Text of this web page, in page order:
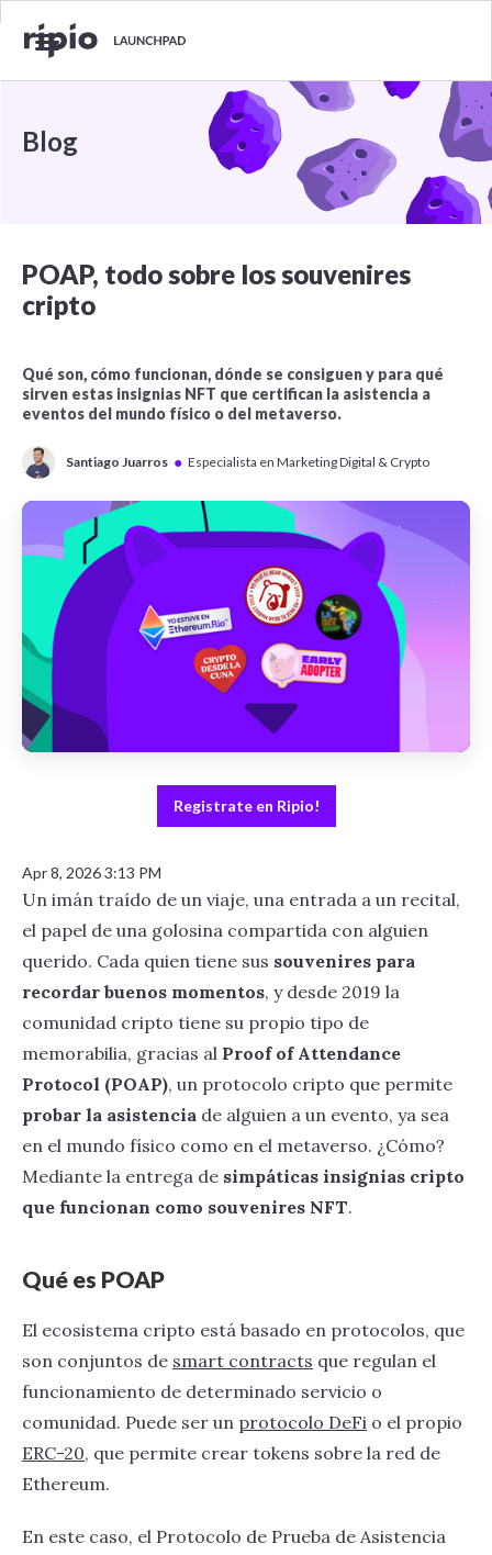
Blog
POAP, todo sobre los souvenires
cripto
Qué son, cómo funcionan, dónde se consiguen y para qué
sirven estas insignias NFT que certifican la asistencia a
eventos del mundo físico o del metaverso.
Santiago Juarros ● Especialista en Marketing Digital & Crypto
Registrate en Ripio!
Apr 8, 2026 3:13 PM
Un imán traído de un viaje, una entrada a un recital,
el papel de una golosina compartida con alguien
querido. Cada quien tiene sus souvenires para
recordar buenos momentos, y desde 2019 la
comunidad cripto tiene su propio tipo de
memorabilia, gracias al Proof of Attendance
Protocol (POAP), un protocolo cripto que permite
probar la asistencia de alguien a un evento, ya sea
en el mundo físico como en el metaverso. ¿Cómo?
Mediante la entrega de simpáticas insignias cripto
que funcionan como souvenires NFT.
Qué es POAP
El ecosistema cripto está basado en protocolos, que
son conjuntos de smart contracts que regulan el
funcionamiento de determinado servicio o
comunidad. Puede ser un protocolo DeFi o el propio
ERC-20, que permite crear tokens sobre la red de
Ethereum.
En este caso, el Protocolo de Prueba de Asistencia